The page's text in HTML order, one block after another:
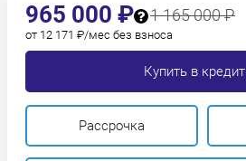
965 000 ₽ 1 165 000 ₽
от 12 171 ₽/мес без взноса
Купить в кредит
Рассрочка